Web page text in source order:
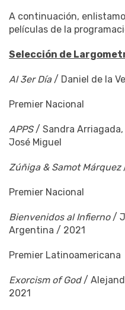
A continuación,
películas de la
Selección de
Al 3er Día/ Daniel de la
Premier Nacional
APPS/ Sandra Arriagada,
José Miguel
Zúñiga & Samot Márquez
Premier Nacional
Bienvenidos al Infierno/
Argentina / 2021
Premier Latinoamericana
Exorcism of God/
2021